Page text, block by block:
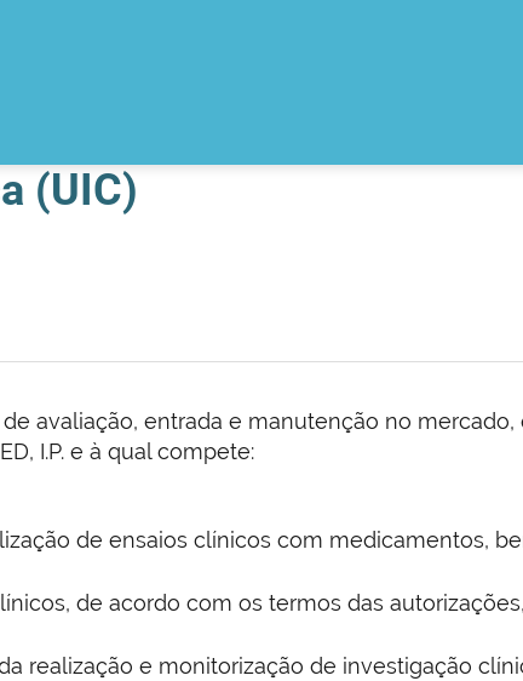
(UIC)
avaliação, entrada e manutenção no
I.P. e à qual compete:
de ensaios clínicos com medicamentos,
de acordo com os termos das
realização e monitorização de investigação